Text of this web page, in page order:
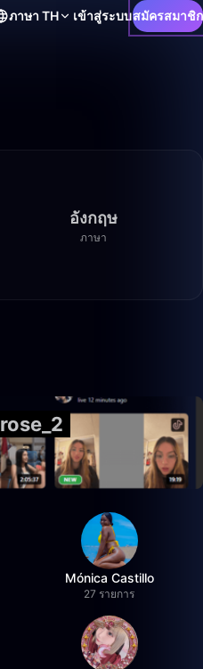
ภาษา TH เข้าสู่ระบบสมัครสมาชิก
อังกฤษ
ภาษา
Mónica Castillo
27 รายการ